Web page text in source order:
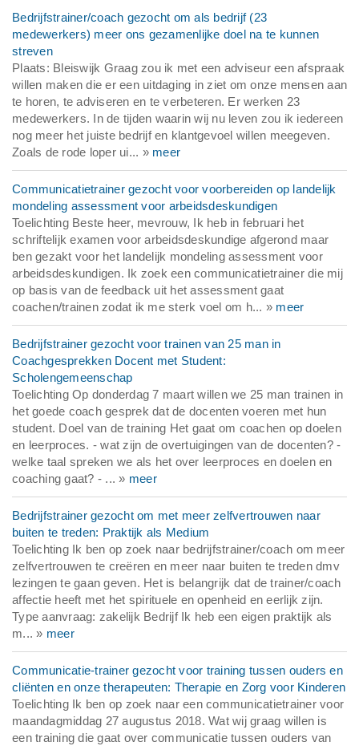
Bedrijfstrainer/coach gezocht om als bedrijf (23
medewerkers) meer ons gezamenlijke doel na te kunnen
streven
Plaats: Bleiswijk Graag zou ik met een adviseur een afspraak
willen maken die er een uitdaging in ziet om onze mensen aan
te horen, te adviseren en te verbeteren. Er werken 23
medewerkers. In de tijden waarin wij nu leven zou ik iedereen
nog meer het juiste bedrijf en klantgevoel willen meegeven.
Zoals de rode loper ui... » meer
Communicatietrainer gezocht voor voorbereiden op landelijk
mondeling assessment voor arbeidsdeskundigen
Toelichting Beste heer, mevrouw, Ik heb in februari het
schriftelijk examen voor arbeidsdeskundige afgerond maar
ben gezakt voor het landelijk mondeling assessment voor
arbeidsdeskundigen. Ik zoek een communicatietrainer die mij
op basis van de feedback uit het assessment gaat
coachen/trainen zodat ik me sterk voel om h... » meer
Bedrijfstrainer gezocht voor trainen van 25 man in
Coachgesprekken Docent met Student:
Scholengemeenschap
Toelichting Op donderdag 7 maart willen we 25 man trainen in
het goede coach gesprek dat de docenten voeren met hun
student. Doel van de training Het gaat om coachen op doelen
en leerproces. - wat zijn de overtuigingen van de docenten? -
welke taal spreken we als het over leerproces en doelen en
coaching gaat? - ... » meer
Bedrijfstrainer gezocht om met meer zelfvertrouwen naar
buiten te treden: Praktijk als Medium
Toelichting Ik ben op zoek naar bedrijfstrainer/coach om meer
zelfvertrouwen te creëren en meer naar buiten te treden dmv
lezingen te gaan geven. Het is belangrijk dat de trainer/coach
affectie heeft met het spirituele en openheid en eerlijk zijn.
Type aanvraag: zakelijk Bedrijf Ik heb een eigen praktijk als
m... » meer
Communicatie-trainer gezocht voor training tussen ouders en
cliënten en onze therapeuten: Therapie en Zorg voor Kinderen
Toelichting Ik ben op zoek naar een communicatietrainer voor
maandagmiddag 27 augustus 2018. Wat wij graag willen is
een training die gaat over communicatie tussen ouders van